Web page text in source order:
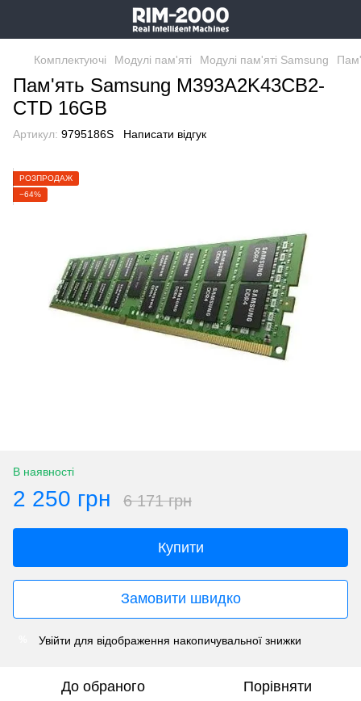
Комплектуючі Модулі пам'яті Модулі пам'яті Samsung
Пам'ять Samsung M393A2K43CB2-
CTD 16GB
Артикул: 9795186S Написати відгук
РОЗПРОДАЖ
−64%
В наявності
2 250 грн 6 171 грн
Купити
Замовити швидко
Увійти для відображення накопичувальної знижки
До обраного Порівняти